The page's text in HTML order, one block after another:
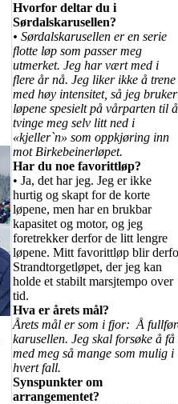
Hvorfor deltar du i
Sørdalskarusellen?
• Sørdalskarusellen er en serie
flotte løp som passer meg
utmerket. Jeg har vært med i
flere år nå. Jeg liker ikke å trene
med høy intensitet, så jeg bruker
løpene spesielt på vårparten til å
tvinge meg selv litt ned i
«kjeller`n» som oppkjøring inn
mot Birkebeinerløpet.
Har du noe favorittløp?
• Ja, det har jeg. Jeg er ikke
hurtig og skapt for de korte
løpene, men har en brukbar
kapasitet og motor, og jeg
foretrekker derfor de litt lengre
løpene. Mitt favorittløp blir
Strandtorgetløpet, der jeg kan
holde et stabilt marsjtempo over
tid.
Hva er årets mål?
Årets mål er som i fjor: Å
karusellen. Jeg skal forsøke å få
med meg så mange som mulig i
hvert fall.
Synspunkter om
arrangementet?